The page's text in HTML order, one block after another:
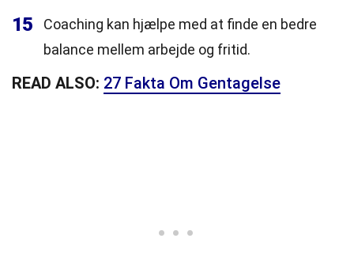
15
Coaching kan hjælpe med at finde en bedre
balance mellem arbejde og fritid.
READ ALSO: 27 Fakta Om Gentagelse